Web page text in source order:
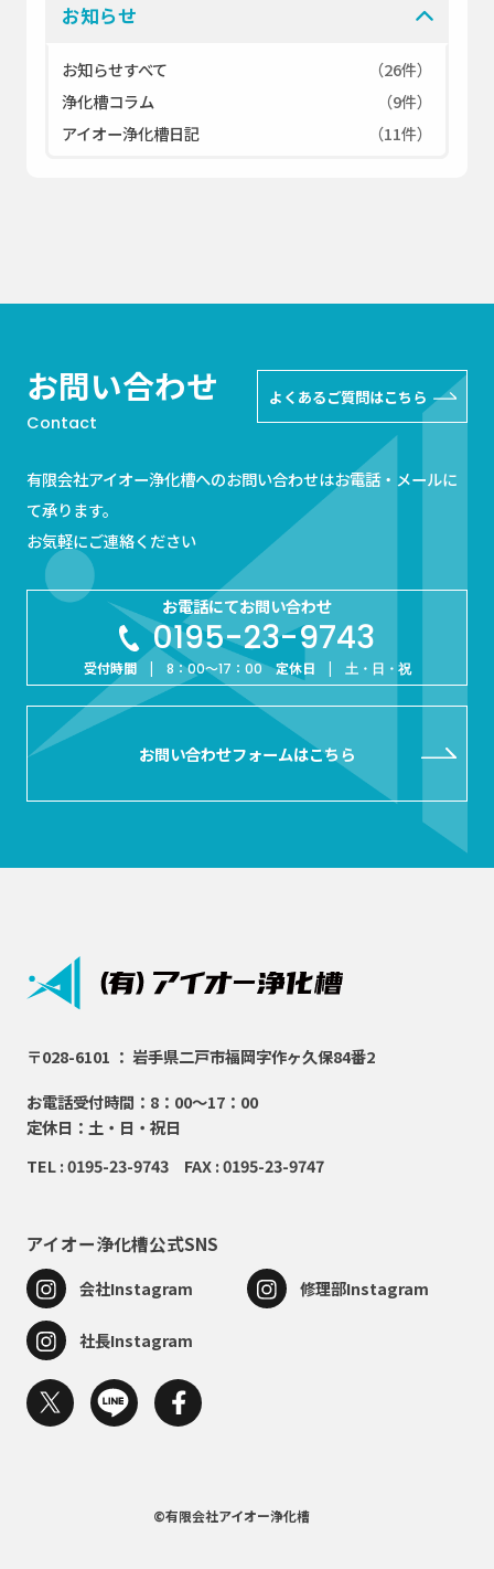
お知らせ
お知らせすべて
（26件）
浄化槽コラム
（9件）
アイオー浄化槽日記
（11件）
お問い合わせ
Contact
よくあるご質問はこちら
有限会社アイオー浄化槽へのお問い合わせはお電話・メールに
て承ります。
お気軽にご連絡ください
お電話にてお問い合わせ
0195-23-9743
受付時間 | 8：00～17：00定休日 | 土・日・祝
お問い合わせフォームはこちら
〒028-6101 ： 岩手県二戸市福岡字作ヶ久保84番2
お電話受付時間：8：00～17：00
定休日：土・日・祝日
TEL : 0195-23-9743 FAX : 0195-23-9747
アイオー浄化槽公式SNS
会社Instagram 修理部Instagram
社長Instagram
©有限会社アイオー浄化槽